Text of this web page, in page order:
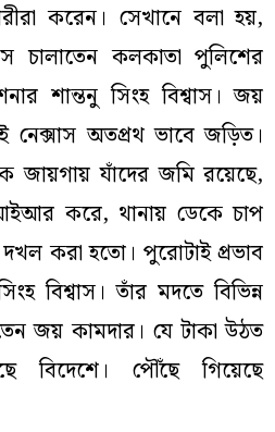
করেন। সেখানে বলা হয়,
চালাতেন কলকাতা পুলিশের
শান্তনু সিংহ বিশ্বাস। জয়
নেক্সাস অতপ্রথ ভাবে জড়িত।
জায়গায় যাঁদের জমি রয়েছে,
করে, থানায় ডেকে চাপ
করা হতো। পুরোটাই প্রভাব
বিশ্বাস। তাঁর মদতে বিভিন্ন
জয় কামদার। যে টাকা উঠত
বিদেশে। পৌঁছে গিয়েছে